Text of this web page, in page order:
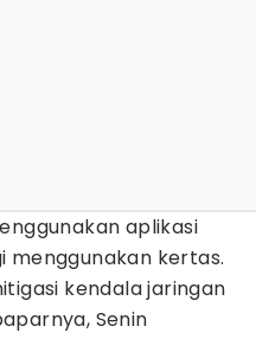
aplikasi
menggunakan kertas.
kendala jaringan
Senin